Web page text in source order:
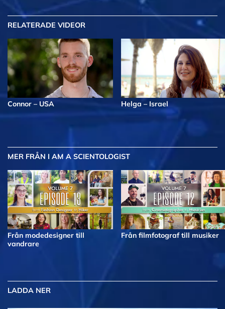
RELATERADE VIDEOR
Connor – USA Helga – Israel
MER FRÅN I AM A SCIENTOLOGIST
Från modedesigner till
vandrare
Från filmfotograf till musiker
LADDA NER